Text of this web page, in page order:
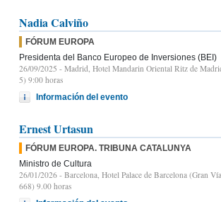
Nadia Calviño
FÓRUM EUROPA
Presidenta del Banco Europeo de Inversiones (BEI)
26/09/2025 - Madrid, Hotel Mandarin Oriental Ritz de
5) 9:00 horas
Información del evento
Ernest Urtasun
FÓRUM EUROPA. TRIBUNA CATALUNYA
Ministro de Cultura
26/01/2026 - Barcelona, Hotel Palace de Barcelona (Gran
668) 9.00 horas